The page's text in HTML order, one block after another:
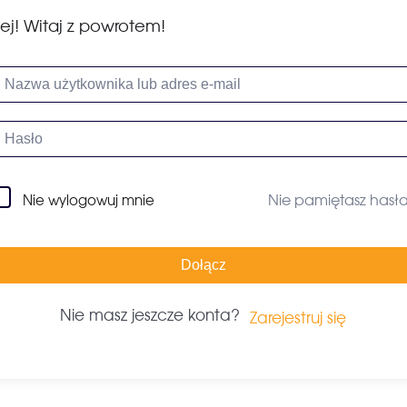
Witaj z powrotem!
Nie wylogowuj mnie Nie pamiętasz
Dołącz
Nie masz jeszcze konta? Zarejestruj się